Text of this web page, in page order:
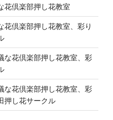
花倶楽部押し花教室
花倶楽部押し花教室、彩り
花倶楽部押し花教室、彩
な花倶楽部押し花教室、彩
押し花サークル